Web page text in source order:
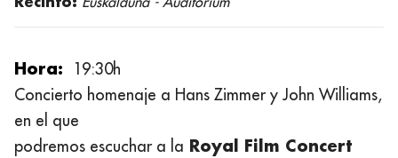
Hora:
19:30h
Concierto homenaje a Hans Zimmer y John Williams,
en el que
podremos escuchar a la Royal Film Concert